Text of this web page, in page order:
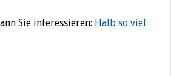
Sie interessieren: Halb so viel